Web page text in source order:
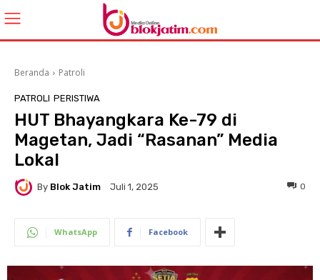
Beranda Patroli
PATROLI PERISTIWA
HUT Bhayangkara Ke-79 di
Magetan, Jadi “Rasanan” Media
Lokal
By Blok Jatim Juli 1, 2025 0
WhatsApp Facebook